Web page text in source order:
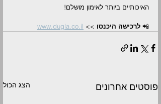
האיכותיים ביותר לאימון מושלם!
📲 לרכישה היכנסו >>
www.dugla.co.il
פוסטים אחרונים הצג הכול